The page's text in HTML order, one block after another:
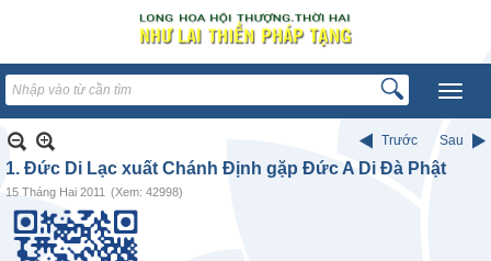
Trước Sau
1. Đức Di Lạc xuất Chánh Định gặp Đức A Di Đà Phật
15 Tháng Hai 2011 (Xem: 42998)